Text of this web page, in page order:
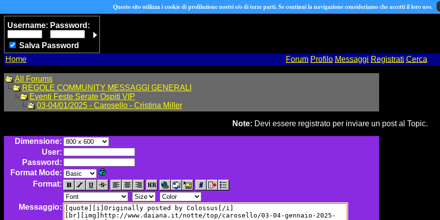
Username: Password:
Salva Password
Home
Forum Profilo Messaggi Registrati Cerca
All Forums
REGOLE COMMUNITY MESSAGGI GENERALI
Eventi Feste Serate Ospiti VIP
03-04/01/2025 - Carosello - Cristina Miller
Note: Devi essere registrato per inviare un post al Topic.
Dimensione:
User:
Password:
Format Mode:
Format:
Messaggio:
Questo sito utilizza i cookie di profilazione nostri e/o di terze parti. Se continui la navigazione consideriamo che accetti il loro uso.